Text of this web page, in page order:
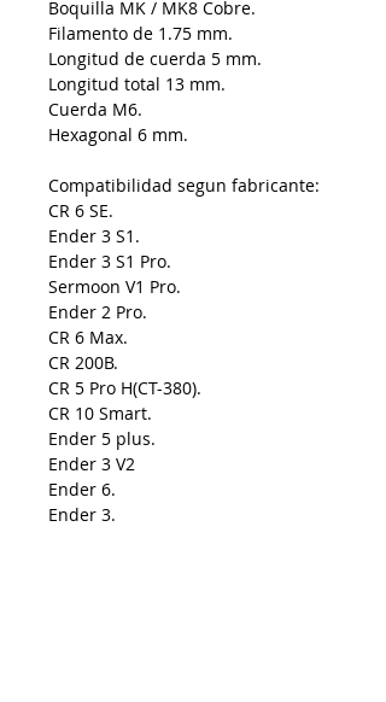
Boquilla MK / MK8 Cobre.
Filamento de 1.75 mm.
Longitud de cuerda 5 mm.
Longitud total 13 mm.
Cuerda M6.
Hexagonal 6 mm.
Compatibilidad segun fabricante:
CR 6 SE.
Ender 3 S1.
Ender 3 S1 Pro.
Sermoon V1 Pro.
Ender 2 Pro.
CR 6 Max.
CR 200B.
CR 5 Pro H(CT-380).
CR 10 Smart.
Ender 5 plus.
Ender 3 V2
Ender 6.
Ender 3.